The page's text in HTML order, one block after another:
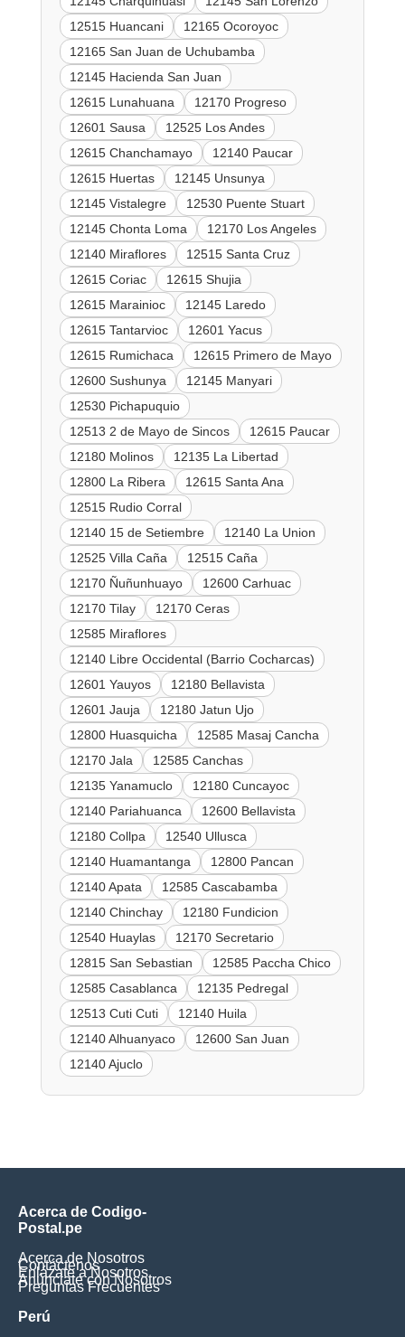
12515 Huancani
12165 Ocoroyoc
12165 San Juan de Uchubamba
12145 Hacienda San Juan
12615 Lunahuana
12170 Progreso
12601 Sausa
12525 Los Andes
12615 Chanchamayo
12140 Paucar
12615 Huertas
12145 Unsunya
12145 Vistalegre
12530 Puente Stuart
12145 Chonta Loma
12170 Los Angeles
12140 Miraflores
12515 Santa Cruz
12615 Coriac
12615 Shujia
12615 Marainioc
12145 Laredo
12615 Tantarvioc
12601 Yacus
12615 Rumichaca
12615 Primero de Mayo
12600 Sushunya
12145 Manyari
12530 Pichapuquio
12513 2 de Mayo de Sincos
12615 Paucar
12180 Molinos
12135 La Libertad
12800 La Ribera
12615 Santa Ana
12515 Rudio Corral
12140 15 de Setiembre
12140 La Union
12525 Villa Caña
12515 Caña
12170 Ñuñunhuayo
12600 Carhuac
12170 Tilay
12170 Ceras
12585 Miraflores
12140 Libre Occidental (Barrio Cocharcas)
12601 Yauyos
12180 Bellavista
12601 Jauja
12180 Jatun Ujo
12800 Huasquicha
12585 Masaj Cancha
12170 Jala
12585 Canchas
12135 Yanamuclo
12180 Cuncayoc
12140 Pariahuanca
12600 Bellavista
12180 Collpa
12540 Ullusca
12140 Huamantanga
12800 Pancan
12140 Apata
12585 Cascabamba
12140 Chinchay
12180 Fundicion
12540 Huaylas
12170 Secretario
12815 San Sebastian
12585 Paccha Chico
12585 Casablanca
12135 Pedregal
12513 Cuti Cuti
12140 Huila
12140 Alhuanyaco
12600 San Juan
12140 Ajuclo
Acerca de Codigo-
Postal.pe
Acerca de Nosotros
Contáctenos
Enlázate a Nosotros
Anúnciate con Nosotros
Preguntas Frecuentes
Perú